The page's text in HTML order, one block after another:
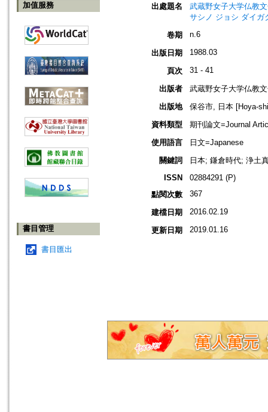
加值服務
書目管理
書目匯出
出處題名
武蔵野女子大学仏教
サシノ ジョシ ダイガ
卷期
n.6
出版日期 1988.03
頁次 31 - 41
出版者
武蔵野女子大学仏教
出版地
保谷市, 日本 [Hoya-
資料類型
期刊論文=Journal
使用語言
日文=Japanese
關鍵詞
日本; 鎌倉時代; 浄土
ISSN
02884291 (P)
點閱次數
367
建檔日期 2016.02.19
更新日期 2019.01.16